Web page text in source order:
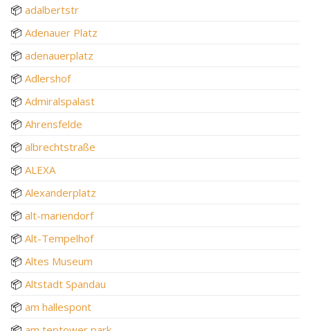
📦 adalbertstr
📦 Adenauer Platz
📦 adenauerplatz
📦 Adlershof
📦 Admiralspalast
📦 Ahrensfelde
📦 albrechtstraße
📦 ALEXA
📦 Alexanderplatz
📦 alt-mariendorf
📦 Alt-Tempelhof
📦 Altes Museum
📦 Altstadt Spandau
📦 am hallespont